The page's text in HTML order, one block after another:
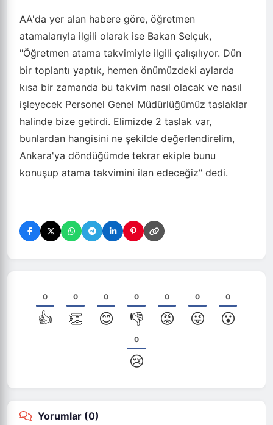
AA'da yer alan habere göre, öğretmen
atamalarıyla ilgili olarak ise Bakan Selçuk,
"Öğretmen atama takvimiyle ilgili çalışılıyor. Dün
bir toplantı yaptık, hemen önümüzdeki aylarda
kısa bir zamanda bu takvim nasıl olacak ve nasıl
işleyecek Personel Genel Müdürlüğümüz taslaklar
halinde bize getirdi. Elimizde 2 taslak var,
bunlardan hangisini ne şekilde değerlendirelim,
Ankara'ya döndüğümde tekrar ekiple bunu
konuşup atama takvimini ilan edeceğiz" dedi.
0
👍
0
👏
0
😊
0
👎
0
😡
0
😜
0
😮
0
😢
Yorumlar (0)